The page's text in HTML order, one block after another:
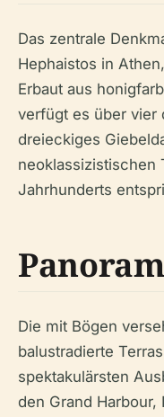
Das zentrale
Hephaistos in
Erbaut aus
verfügt es über vier
dreieckiges
neoklassizistischen
Jahrhunderts
Die mit Bögen
balustradierte
spektakulärsten
den Grand Harbour,